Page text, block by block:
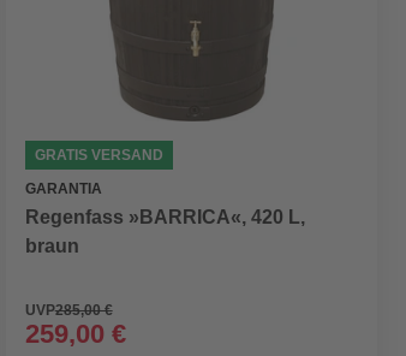
GRATIS VERSAND
GARANTIA
Regenfass »BARRICA«, 420 L,
braun
UVP285,00 €
259,00 €